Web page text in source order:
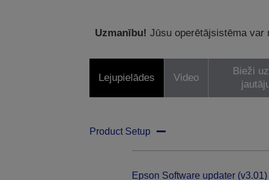
Uzmanību! Jūsu operētājsistēma
Lejupielādes Video
Bieži
Product Setup
Epson Software updater (v3.01)